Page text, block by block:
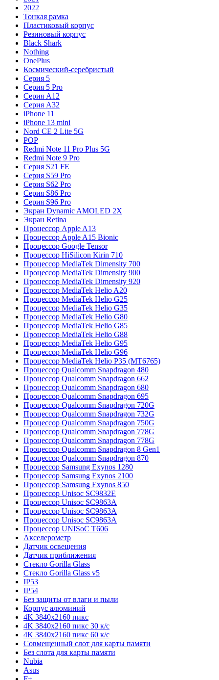
2022
Тонкая рамка
Пластиковый корпус
Резиновый корпус
Black Shark
Nothing
OnePlus
Космический-серебристый
Серия 5
Серия 5 Pro
Серия A12
Серия A32
iPhone 11
iPhone 13 mini
Nord CE 2 Lite 5G
POP
Redmi Note 11 Pro Plus 5G
Redmi Note 9 Pro
Серия S21 FE
Серия S59 Pro
Серия S62 Pro
Серия S86 Pro
Серия S96 Pro
Экран Dynamic AMOLED 2X
Экран Retina
Процессор Apple A13
Процессор Apple A15 Bionic
Процессор Google Tensor
Процессор HiSilicon Kirin 710
Процессор MediaTek Dimensity 700
Процессор MediaTek Dimensity 900
Процессор MediaTek Dimensity 920
Процессор MediaTek Helio A20
Процессор MediaTek Helio G25
Процессор MediaTek Helio G35
Процессор MediaTek Helio G80
Процессор MediaTek Helio G85
Процессор MediaTek Helio G88
Процессор MediaTek Helio G95
Процессор MediaTek Helio G96
Процессор MediaTek Helio P35 (MT6765)
Процессор Qualcomm Snapdragon 480
Процессор Qualcomm Snapdragon 662
Процессор Qualcomm Snapdragon 680
Процессор Qualcomm Snapdragon 695
Процессор Qualcomm Snapdragon 720G
Процессор Qualcomm Snapdragon 732G
Процессор Qualcomm Snapdragon 750G
Процессор Qualcomm Snapdragon 778G
Процессор Qualcomm Snapdragon 778G
Процессор Qualcomm Snapdragon 8 Gen1
Процессор Qualcomm Snapdragon 870
Процессор Samsung Exynos 1280
Процессор Samsung Exynos 2100
Процессор Samsung Exynos 850
Процессор Unisoc SC9832E
Процессор Unisoc SC9863A
Процессор Unisoc SC9863A
Процессор Unisoc SC9863A
Процессор UNISoC T606
Акселерометр
Датчик освещения
Датчик приближения
Стекло Gorilla Glass
Стекло Gorilla Glass v5
IP53
IP54
Без защиты от влаги и пыли
Корпус алюминий
4K 3840x2160 пикс
4K 3840x2160 пикс 30 к/с
4K 3840x2160 пикс 60 к/с
Совмещенный слот для карты памяти
Без слота для карты памяти
Nubia
Asus